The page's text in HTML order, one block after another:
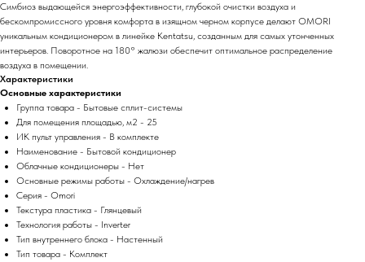
Симбиоз выдающейся энергоэффективности, глубокой очистки воздуха и
бескомпромиссного уровня комфорта в изящном черном корпусе делают OMORI
уникальным кондиционером в линейке Kentatsu, созданным для самых утонченных
интерьеров. Поворотное на 180° жалюзи обеспечит оптимальное распределение
воздуха в помещении.
Характеристики
Основные характеристики
Группа товара - Бытовые сплит-системы
Для помещения площадью, м2 - 25
ИК пульт управления - В комплекте
Наименование - Бытовой кондиционер
Облачные кондиционеры - Нет
Основные режимы работы - Охлаждение/нагрев
Серия - Omori
Текстура пластика - Глянцевый
Технология работы - Inverter
Тип внутреннего блока - Настенный
Тип товара - Комплект